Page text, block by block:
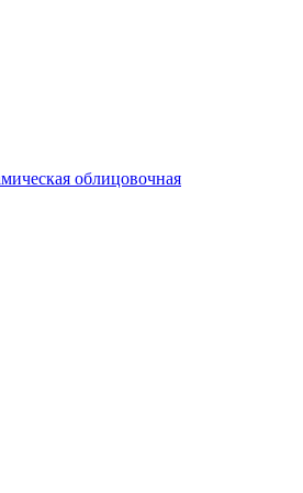
облицовочная